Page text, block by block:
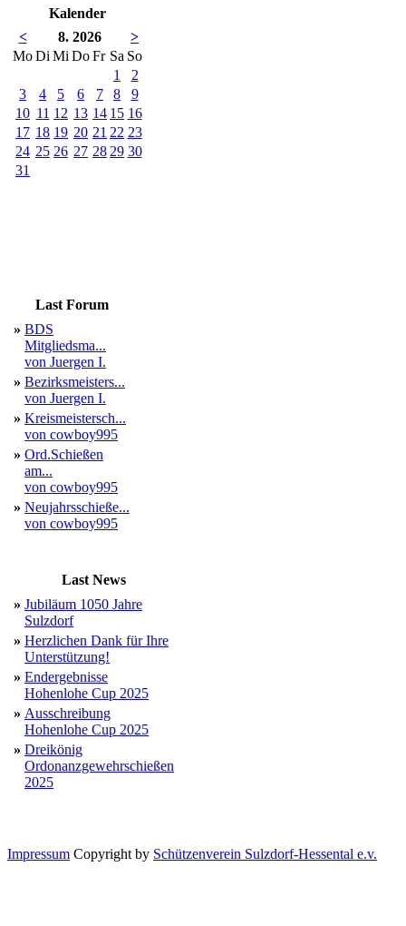
Kalender
<
8. 2026
>
MoDi Mi DoFr Sa So
1
2
3
4 5 6 7 8
9
10 11 12 13 14 15 16
17 18 19 20 21 22 23
24 25 26 27 28 29 30
31
Last Forum
» BDS
Mitgliedsma...
von Juergen I.
» Bezirksmeisters...
von Juergen I.
» Kreismeistersch...
von cowboy995
» Ord.Schießen
am...
von cowboy995
» Neujahrsschieße...
von cowboy995
Last News
» Jubiläum 1050 Jahre
Sulzdorf
» Herzlichen Dank für Ihre
Unterstützung!
» Endergebnisse
Hohenlohe Cup 2025
» Ausschreibung
Hohenlohe Cup 2025
» Dreikönig
Ordonanzgewehrschießen
2025
Impressum Copyright by Schützenverein Sulzdorf-Hessental e.v.